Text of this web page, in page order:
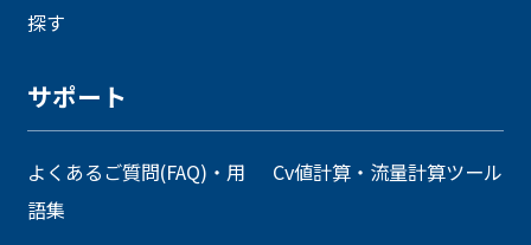
探す
サポート
よくあるご質問(FAQ)・用
語集
Cv値計算・流量計算ツール